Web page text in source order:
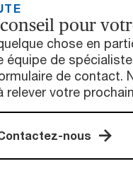
pour
chose en
équipe de
de contact.
relever votre
nous